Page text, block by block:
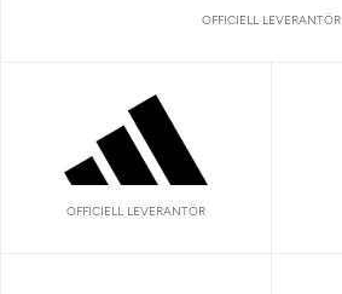
OFFICIELL LEVERANTÖR
OFFICIELL LEVERANTÖR